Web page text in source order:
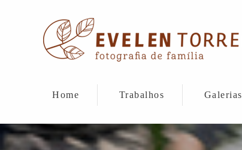
Home Trabalhos Galerias